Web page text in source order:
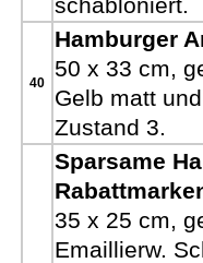
40
Hamburger
50 x 33 cm,
Gelb matt
Zustand 3.
Sparsame
35 x 25 cm,
Emaillierw.